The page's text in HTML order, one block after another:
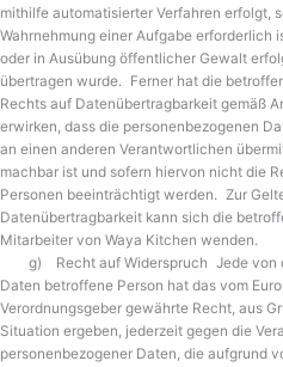
mithilfe automatisierter Verfahren erfolgt,
Wahrnehmung einer Aufgabe erforderlich
oder in Ausübung öffentlicher Gewalt
übertragen wurde. Ferner hat die
Rechts auf Datenübertragbarkeit gemäß
erwirken, dass die personenbezogenen
an einen anderen Verantwortlichen
machbar ist und sofern hiervon nicht die
Personen beeinträchtigt werden. Zur
Datenübertragbarkeit kann sich die
Mitarbeiter von Waya Kitchen wenden.
g) Recht auf Widerspruch Jede von
Daten betroffene Person hat das vom
Verordnungsgeber gewährte Recht, aus
Situation ergeben, jederzeit gegen die
personenbezogener Daten, die aufgrund